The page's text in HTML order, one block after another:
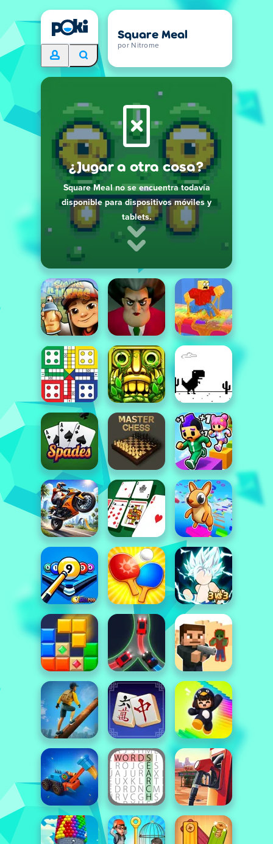
Square Meal
por Nitrome
¿Jugar a otra cosa?
Square Meal no se encuentra todavía
disponible para dispositivos móviles y
tablets.